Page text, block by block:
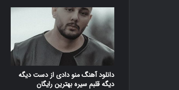
دانلود آهنگ منو دادی از دست دیگه
دیگه قلبم سیره بهترین رایگان